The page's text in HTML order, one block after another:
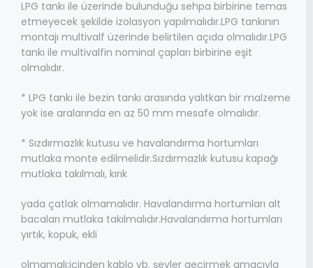
LPG tankı ile üzerinde bulunduğu sehpa birbirine temas
etmeyecek şekilde izolasyon yapılmalıdır.LPG tankının
montajı multivalf üzerinde belirtilen açıda olmalıdır.LPG
tankı ile multivalfin nominal çapları birbirine eşit
olmalıdır.
* LPG tankı ile bezin tankı arasında yalıtkan bir malzeme
yok ise aralarında en az 50 mm mesafe olmalıdır.
* Sızdırmazlık kutusu ve havalandırma hortumları
mutlaka monte edilmelidir.Sızdırmazlık kutusu kapağı
mutlaka takılmalı, kırık
yada çatlak olmamalıdır. Havalandırma hortumları alt
bacaları mutlaka takılmalıdır.Havalandırma hortumları
yırtık, kopuk, ekli
olmamalı;içinden kablo vb. şeyler geçirmek amacıyla